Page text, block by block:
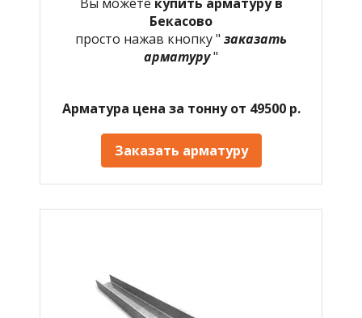
Бекасово
просто нажав кнопку " заказать
арматуру"
Арматура цена за тонну от 49500 р.
Заказать арматуру